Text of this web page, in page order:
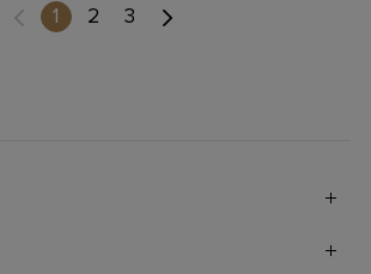
1 (current)
2 3
в самом центре города. На сайте
новинки с последних показов и